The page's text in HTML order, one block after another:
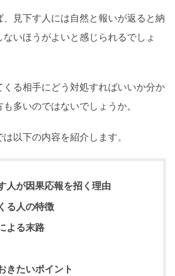
見下す人には自然と報いが返ると納
いほうがよいと感じられるでしょ
くる相手にどう対処すればいいか分か
多いのではないでしょうか。
以下の内容を紹介します。
人が因果応報を招く理由
る人の特徴
よる末路
きたいポイント